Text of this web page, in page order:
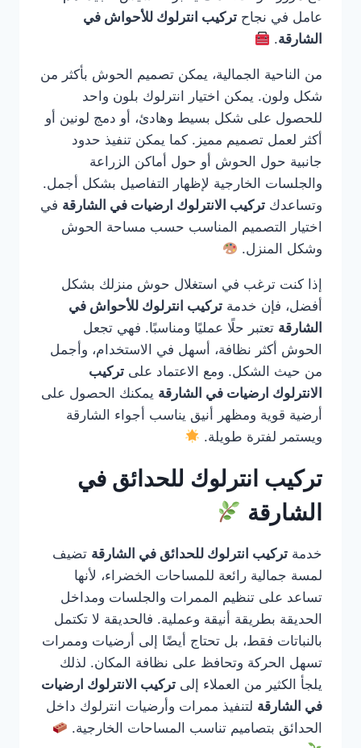
عامل في نجاح تركيب انترلوك للأحواش في
الشارقة.
من الناحية الجمالية، يمكن تصميم الحوش بأكثر من
شكل ولون. يمكن اختيار انترلوك بلون واحد
للحصول على شكل بسيط وهادئ، أو دمج لونين أو
أكثر لعمل تصميم مميز. كما يمكن تنفيذ حدود
جانبية حول الحوش أو حول أماكن الزراعة
والجلسات الخارجية لإظهار التفاصيل بشكل أجمل.
وتساعدك تركيب الانترلوك ارضيات في الشارقة في
اختيار التصميم المناسب حسب مساحة الحوش
وشكل المنزل.
إذا كنت ترغب في استغلال حوش منزلك بشكل
أفضل، فإن خدمة تركيب انترلوك للأحواش في
الشارقة تعتبر حلًا عمليًا ومناسبًا. فهي تجعل
الحوش أكثر نظافة، أسهل في الاستخدام، وأجمل
من حيث الشكل. ومع الاعتماد على تركيب
الانترلوك ارضيات في الشارقة يمكنك الحصول على
أرضية قوية ومظهر أنيق يناسب أجواء الشارقة
ويستمر لفترة طويلة.
تركيب انترلوك للحدائق في
الشارقة
خدمة تركيب انترلوك للحدائق في الشارقة تضيف
لمسة جمالية رائعة للمساحات الخضراء، لأنها
تساعد على تنظيم الممرات والجلسات ومداخل
الحديقة بطريقة أنيقة وعملية. فالحديقة لا تكتمل
بالنباتات فقط، بل تحتاج أيضًا إلى أرضيات وممرات
تسهل الحركة وتحافظ على نظافة المكان. لذلك
يلجأ الكثير من العملاء إلى تركيب الانترلوك ارضيات
في الشارقة لتنفيذ ممرات وأرضيات انترلوك داخل
الحدائق بتصاميم تناسب المساحات الخارجية.